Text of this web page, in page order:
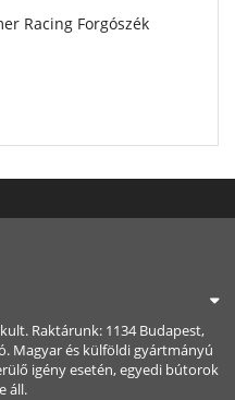
Racing Forgószék
Raktárunk: 1134 Budapest,
Magyar és külföldi gyártmányú
igény esetén, egyedi bútorok
áll.